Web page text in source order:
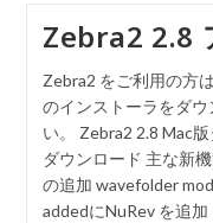
Zebra2 2.8
Zebra2 をご利用の方
のインストーラをダ
い。 Zebra2 2.8 Mac
ダウンロード 主な新
の追加 wavefolder
addedにNuRev を追